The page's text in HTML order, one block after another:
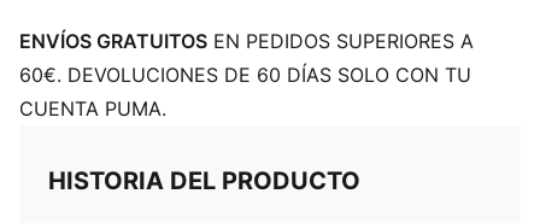
ENVÍOS GRATUITOS EN PEDIDOS SUPERIORES A
60€. DEVOLUCIONES DE 60 DÍAS SOLO CON TU
CUENTA PUMA.
HISTORIA DEL PRODUCTO